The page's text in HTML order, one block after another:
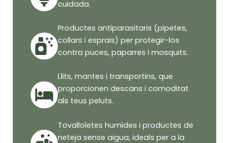
cuidada.
Productes antiparasitaris (pipetes,
collars i esprais) per protegir-los
contra puces, paparres i mosquits.
Llits, mantes i transportins, que
proporcionen descans i comoditat
als teus peluts.
Tovalloletes humides i productes de
neteja sense aigua, ideals per a la